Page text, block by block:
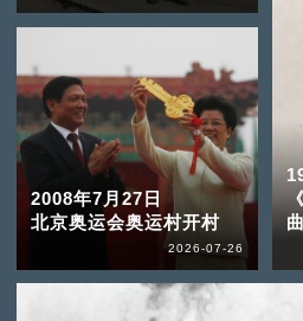
2008年7月27日
北京奥运会奥运村开村
2026-07-26